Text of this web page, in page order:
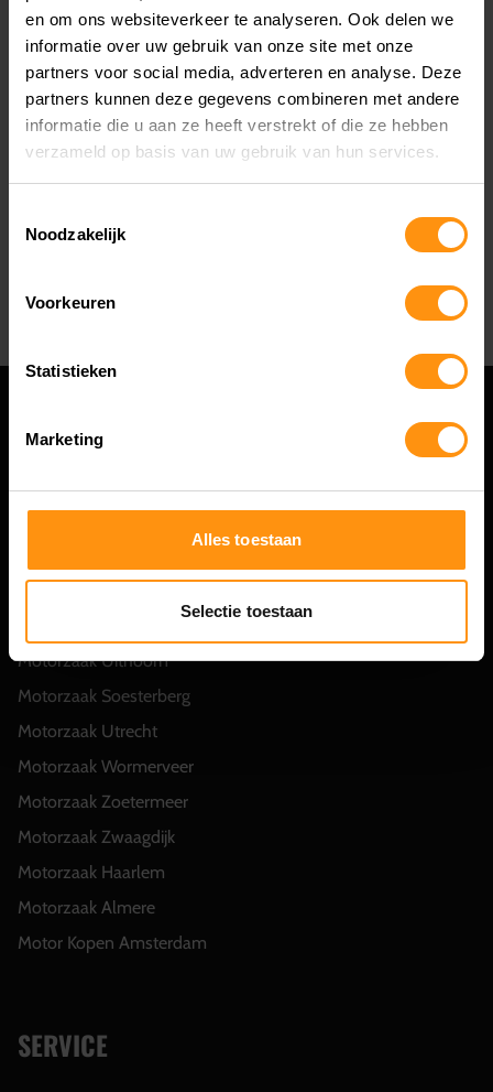
en om ons websiteverkeer te analyseren. Ook delen we
informatie over uw gebruik van onze site met onze
partners voor social media, adverteren en analyse. Deze
partners kunnen deze gegevens combineren met andere
informatie die u aan ze heeft verstrekt of die ze hebben
verzameld op basis van uw gebruik van hun services.
Noodzakelijk
Voorkeuren
Statistieken
Marketing
Alles toestaan
Selectie toestaan
Sinterklaasfeest 08.30 - 17.00
1e & 2e kerstdag gesloten
Oudjaarsdag 08.30 - 17.00
Suzuki Demo Days: 20 & 21 maart
Royal Enfield Demo Days: 8 & 9 mei
OP ZOEK NAAR
Motorzaak Hippolytushoef
Motorzaak Uithoorn
Motorzaak Soesterberg
Motorzaak Utrecht
Motorzaak Wormerveer
Motorzaak Zoetermeer
Motorzaak Zwaagdijk
Motorzaak Haarlem
Motorzaak Almere
Motor Kopen Amsterdam
SERVICE